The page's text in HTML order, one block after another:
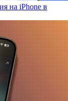
на iPhone в